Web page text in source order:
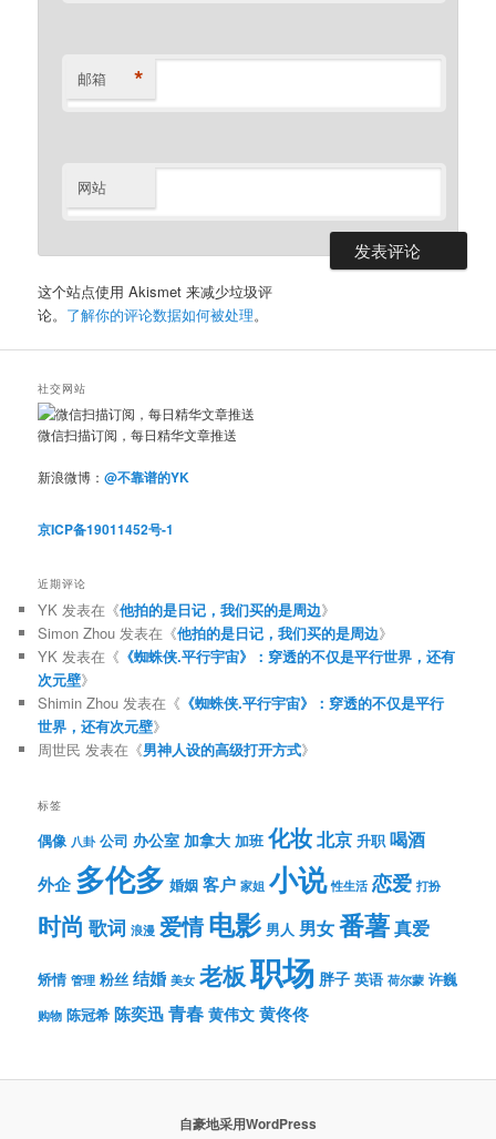
邮箱 *
网站
这个站点使用 Akismet 来减少垃圾评
论。 了解你的评论数据如何被处理。
社交网站
微信扫描订阅，每日精华文章推送
新浪微博：@不靠谱的YK
京ICP备19011452号-1
近期评论
YK 发表在《他拍的是日记，我们买的是周边》
Simon Zhou 发表在《他拍的是日记，我们买的是周边》
YK 发表在《 《蜘蛛侠.平行宇宙》：穿透的不仅是平行世界，还有
次元壁》
Shimin Zhou 发表在《 《蜘蛛侠.平行宇宙》：穿透的不仅是平行
世界，还有次元壁》
周世民 发表在《男神人设的高级打开方式》
标签
偶像 八卦 公司 办公室 加拿大 加班 化妆北京 升职 喝酒
外企 多伦多 婚姻 客户 家姐 小说 性生活 恋爱 打扮
时尚 歌词 浪漫 爱情电影 男人 男女番薯真爱
矫情 管理 粉丝 结婚 美女 老板职场 胖子 英语 荷尔蒙 许巍
购物 陈冠希 陈奕迅 青春 黄伟文 黄佟佟
自豪地采用WordPress